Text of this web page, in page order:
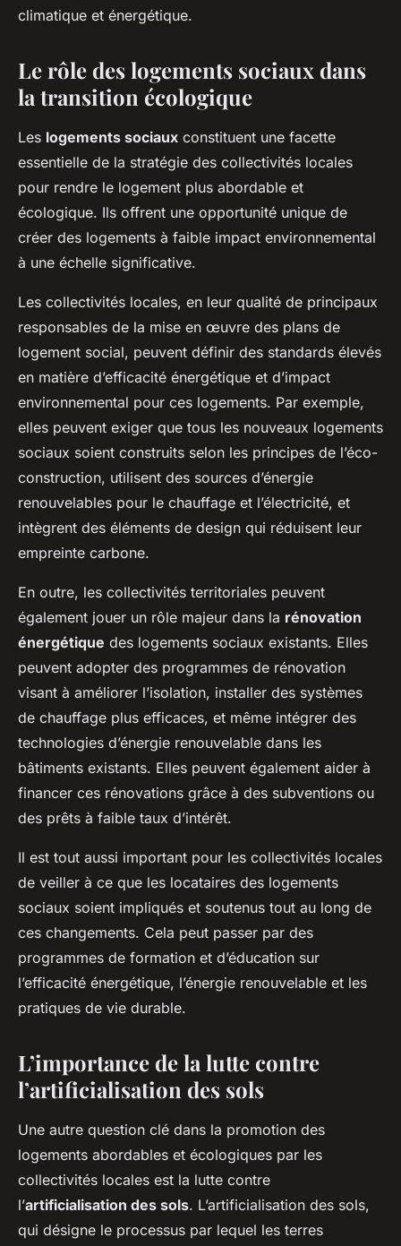
climatique et énergétique.
Le rôle des logements sociaux dans
la transition écologique
Les logements sociaux constituent une facette
essentielle de la stratégie des collectivités locales
pour rendre le logement plus abordable et
écologique. Ils offrent une opportunité unique de
créer des logements à faible impact environnemental
à une échelle significative.
Les collectivités locales, en leur qualité de principaux
responsables de la mise en œuvre des plans de
logement social, peuvent définir des standards élevés
en matière d’efficacité énergétique et d’impact
environnemental pour ces logements. Par exemple,
elles peuvent exiger que tous les nouveaux logements
sociaux soient construits selon les principes de l’éco-
construction, utilisent des sources d’énergie
renouvelables pour le chauffage et l’électricité, et
intègrent des éléments de design qui réduisent leur
empreinte carbone.
En outre, les collectivités territoriales peuvent
également jouer un rôle majeur dans la rénovation
énergétique des logements sociaux existants. Elles
peuvent adopter des programmes de rénovation
visant à améliorer l’isolation, installer des systèmes
de chauffage plus efficaces, et même intégrer des
technologies d’énergie renouvelable dans les
bâtiments existants. Elles peuvent également aider à
financer ces rénovations grâce à des subventions ou
des prêts à faible taux d’intérêt.
Il est tout aussi important pour les collectivités locales
de veiller à ce que les locataires des logements
sociaux soient impliqués et soutenus tout au long de
ces changements. Cela peut passer par des
programmes de formation et d’éducation sur
l’efficacité énergétique, l’énergie renouvelable et les
pratiques de vie durable.
L’importance de la lutte contre
l’artificialisation des sols
Une autre question clé dans la promotion des
logements abordables et écologiques par les
collectivités locales est la lutte contre
l’artificialisation des sols. L’artificialisation des sols,
qui désigne le processus par lequel les terres